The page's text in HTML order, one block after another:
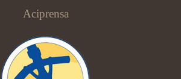
Aciprensa